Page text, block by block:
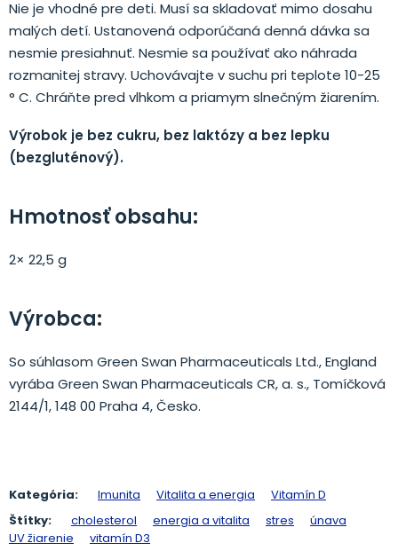
Nie je vhodné pre deti. Musí sa skladovať mimo dosahu
malých detí. Ustanovená odporúčaná denná dávka sa
nesmie presiahnuť. Nesmie sa používať ako náhrada
rozmanitej stravy. Uchovávajte v suchu pri teplote 10-25
° C. Chráňte pred vlhkom a priamym slnečným žiarením.
Výrobok je bez cukru, bez laktózy a bez lepku
(bezgluténový).
Hmotnosť obsahu:
2× 22,5 g
Výrobca:
So súhlasom Green Swan Pharmaceuticals Ltd., England
vyrába Green Swan Pharmaceuticals CR, a. s., Tomíčková
2144/1, 148 00 Praha 4, Česko.
Kategória: Imunita Vitalita a energia
Vitamín D
Štítky:
cholesterol energia a vitalita stres
únava
UV žiarenie
vitamín D3